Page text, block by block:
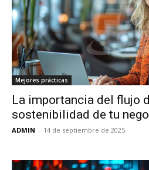
Mejores prácticas
La importancia del flujo
sostenibilidad de tu
ADMIN - 14 de septiembre de 2025